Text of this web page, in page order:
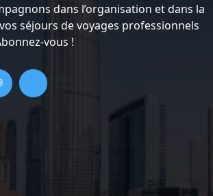
dans l’organisation et dans la
séjours de voyages professionnels
vous !